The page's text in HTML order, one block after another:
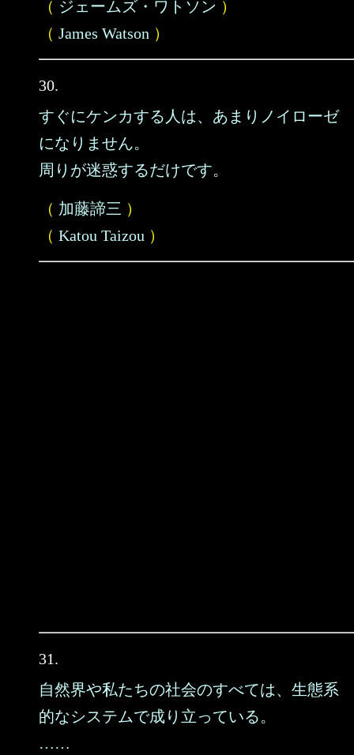
（ ジェームズ・ワトソン ）
（ James Watson ）
30.
すぐにケンカする人は、あまりノイローゼ
になりません。
周りが迷惑するだけです。
（ 加藤諦三 ）
（ Katou Taizou ）
31.
自然界や私たちの社会のすべては、生態系
的なシステムで成り立っている。
……